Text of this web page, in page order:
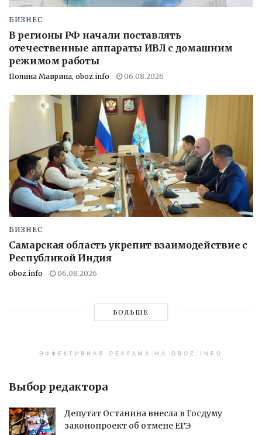
БИЗНЕС
В регионы РФ начали поставлять
отечественные аппараты ИВЛ с домашним
режимом работы
Полина Маврина, oboz.info 06.08.2026
БИЗНЕС
Самарская область укрепит взаимодействие с
Республикой Индия
oboz.info 06.08.2026
БОЛЬШЕ
ЭФФЕКТИВНАЯ РЕКЛАМА НА OBOZ.INFO
Выбор редактора
Депутат Останина внесла в Госдуму
законопроект об отмене ЕГЭ